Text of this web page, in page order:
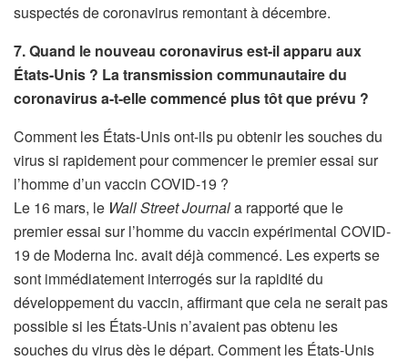
suspectés de coronavirus remontant à décembre.
7. Quand le nouveau coronavirus est-il apparu aux
États-Unis ? La transmission communautaire du
coronavirus a-t-elle commencé plus tôt que prévu ?
Comment les États-Unis ont-ils pu obtenir les souches du
virus si rapidement pour commencer le premier essai sur
l’homme d’un vaccin COVID-19 ?
Le 16 mars, le Wall Street Journala rapporté que le
premier essai sur l’homme du vaccin expérimental COVID-
19 de Moderna Inc. avait déjà commencé. Les experts se
sont immédiatement interrogés sur la rapidité du
développement du vaccin, affirmant que cela ne serait pas
possible si les États-Unis n’avaient pas obtenu les
souches du virus dès le départ. Comment les États-Unis